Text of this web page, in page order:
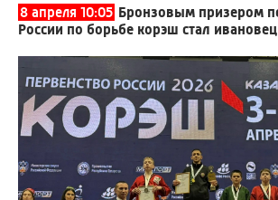
8 апреля 10:05 Бронзовым призером
России по борьбе корэш стал ивановец